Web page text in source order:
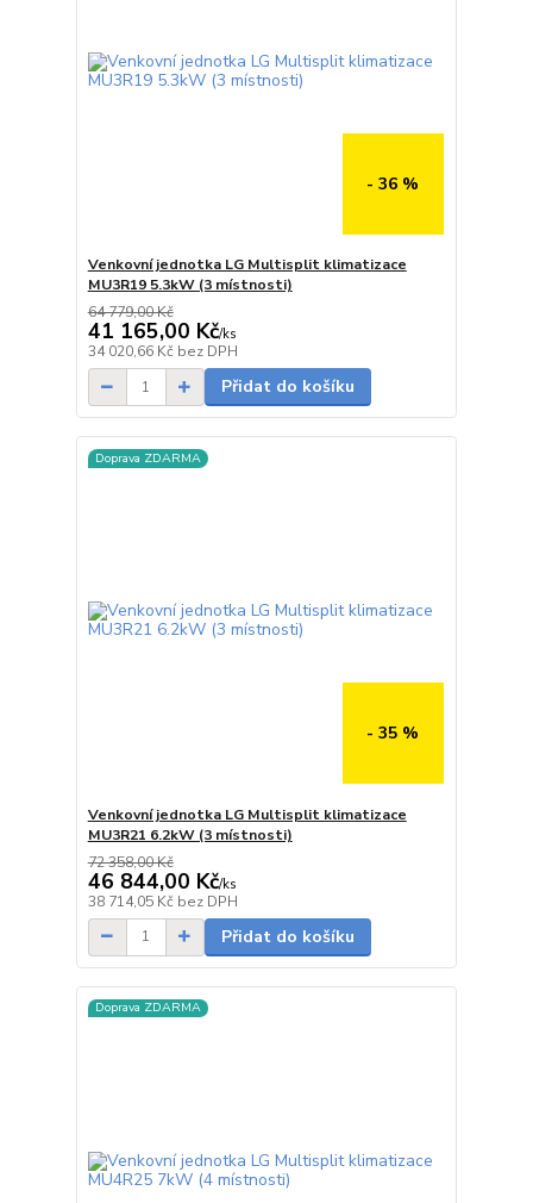
- 36 %
Venkovní jednotka LG Multisplit klimatizace
MU3R19 5.3kW (3 místnosti)
64 779,00 Kč
41 165,00 Kč/ks
34 020,66 Kč bez DPH
Přidat do košíku
Doprava ZDARMA
- 35 %
Venkovní jednotka LG Multisplit klimatizace
MU3R21 6.2kW (3 místnosti)
72 358,00 Kč
46 844,00 Kč/ks
38 714,05 Kč bez DPH
Přidat do košíku
Doprava ZDARMA